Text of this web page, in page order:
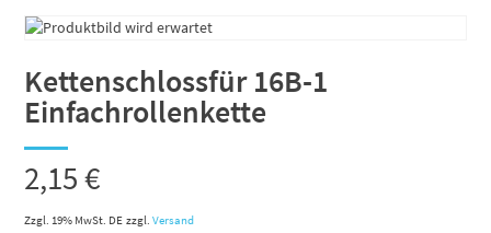
Kettenschlossfür 16B-1
Einfachrollenkette
2,15€
Zzgl. 19% MwSt. DE zzgl.Versand